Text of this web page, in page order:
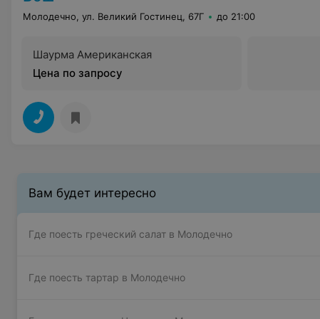
Молодечно, ул. Великий Гостинец, 67Г до 21:00
Шаурма Американская
Цена по запросу
Вам будет интересно
Где поесть греческий салат в Молодечно
Где поесть тартар в Молодечно